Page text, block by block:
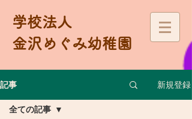
学校法人
金沢めぐみ幼稚園
記事 新規登録
全ての記事